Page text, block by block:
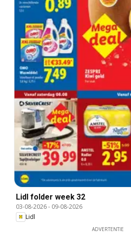
Lidl folder week 32
03-08-2026- 09-08-2026
Lidl
ADVERTENTIE